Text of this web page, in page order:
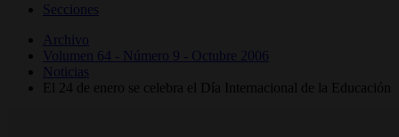
Secciones
Archivo
Volumen 64 - Número 9 - Octubre 2006
Noticias
El 24 de enero se celebra el Día Internacional de la Educación